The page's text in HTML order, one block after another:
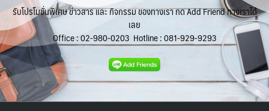
รับโปรโมชั่นพิเศษ ข่าวสาร และ กิจกรรม ของทางเรา กด Add Friend ทางเราได้
เลย
Office :02-980-0203 Hotline :081-929-9293